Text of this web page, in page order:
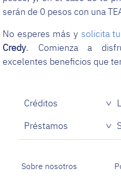
serán de 0 pesos con una
No esperes más y solicita
Credy. Comienza a
excelentes beneficios que
Créditos
Préstamos
Sobre nosotros